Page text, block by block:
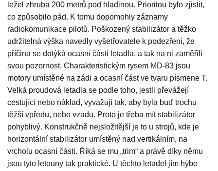
ležel zhruba 200 metrů pod hladinou. Prioritou bylo zjistit,
co způsobilo pád. K tomu dopomohly záznamy
radiokomunikace pilotů. Poškozený stabilizátor a těžko
udržitelná výška navedly vyšetřovatele k podezření, že
příčina se dotýká ocasní části letadla, a tak na ni zaměřili
svou pozornost. Charakteristickým rysem MD-83 jsou
motory umístěné na zádi a ocasní část ve tvaru písmene T.
Velká proudová letadla se podle toho, jestli převážejí
cestující nebo náklad, vyvažují tak, aby byla buď trochu
těžší vpředu, nebo vzadu. Proto je třeba mít stabilizátor
pohyblivý. Konstrukčně nejsložitější je to u strojů, kde je
horizontální stabilizátor umístěný nad vertikálním, na
vrcholu ocasní části. Říká se mu „trim“ a právě díky němu
jsou tyto letouny tak praktické. U těchto letadel jím hýbe